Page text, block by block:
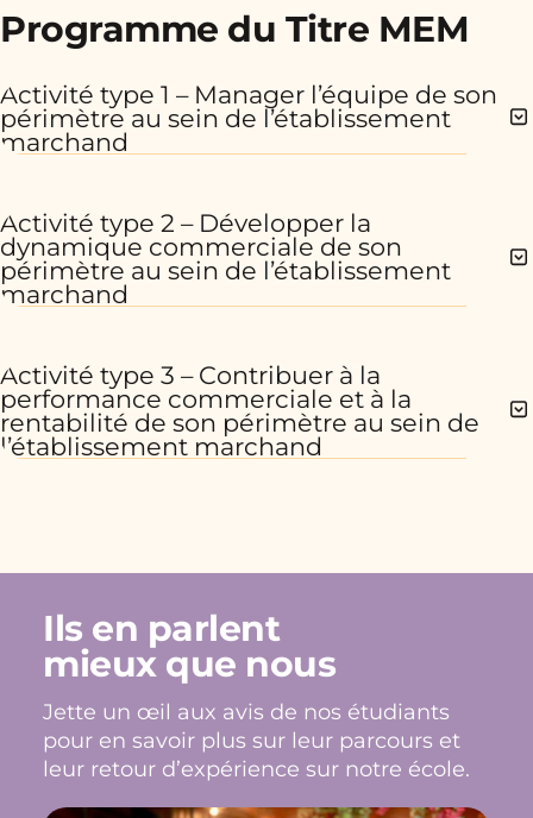
Programme du Titre MEM
Activité type 1 – Manager l’équipe de son
périmètre au sein de l’établissement
marchand
Activité type 2 – Développer la
dynamique commerciale de son
périmètre au sein de l’établissement
marchand
Activité type 3 – Contribuer à la
performance commerciale et à la
rentabilité de son périmètre au sein de
l’établissement marchand
Ils en parlent
mieux que nous
Jette un œil aux avis de nos étudiants
pour en savoir plus sur leur parcours et
leur retour d’expérience sur notre école.